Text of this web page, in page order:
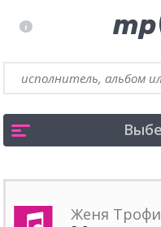
Женя